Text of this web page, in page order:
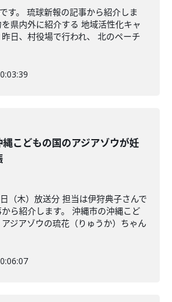
す。 琉球新報の記事から紹介しま
県内外に紹介する 地域活性化キャ
日、村役場で行われ、 北のペーチ
縄こどもの国のアジアゾウが妊
（木）放送分 担当は伊狩典子さんで
ら紹介します。 沖縄市の沖縄こど
ジアゾウの琉花（りゅうか）ちゃん